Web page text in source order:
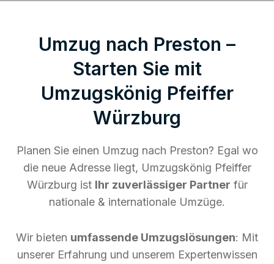
Umzug nach Preston –
Starten Sie mit
Umzugskönig Pfeiffer
Würzburg
Planen Sie einen Umzug nach Preston? Egal wo
die neue Adresse liegt, Umzugskönig Pfeiffer
Würzburg ist Ihr zuverlässiger Partner für
nationale & internationale Umzüge.
Wir bieten umfassende Umzugslösungen: Mit
unserer Erfahrung und unserem Expertenwissen